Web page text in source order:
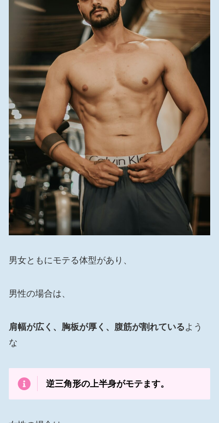
男女ともにモテる体型があり、
男性の場合は、
肩幅が広く、胸板が厚く、腹筋が割れているよう
な
逆三角形の上半身がモテます。